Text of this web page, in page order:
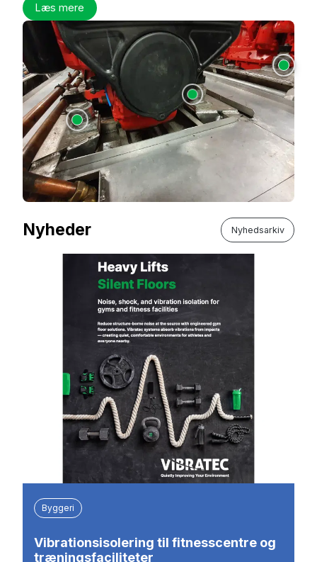
Læs mere
Nyheder Nyhedsarkiv
Byggeri
Vibrationsisolering til fitnesscentre og
træningsfaciliteter